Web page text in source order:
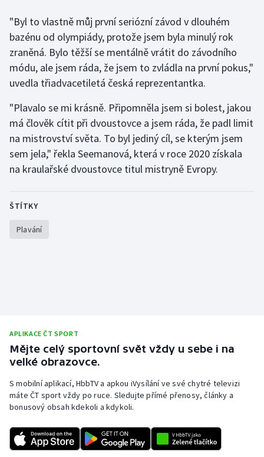
Dostihy
Florbal
Golf
Gymnastika
Jezdectví
Judo
Moderní pětiboj
Motorsport
Olympijské hry
Parasport
"Byl to vlastně můj první seriózní závod v dlouhém
bazénu od olympiády, protože jsem byla minulý rok
zraněná. Bylo těžší se mentálně vrátit do závodního
módu, ale jsem ráda, že jsem to zvládla na první pokus,"
uvedla třiadvacetiletá česká reprezentantka.
"Plavalo se mi krásně. Připomněla jsem si bolest, jakou
má člověk cítit při dvoustovce a jsem ráda, že padl limit
na mistrovství světa. To byl jediný cíl, se kterým jsem
sem jela," řekla Seemanová, která v roce 2020 získala
na kraulařské dvoustovce titul mistryně Evropy.
ŠTÍTKY
Plavání
APLIKACE ČT SPORT
Mějte celý sportovní svět vždy u sebe i na
velké obrazovce.
S mobilní aplikací, HbbTV a apkou iVysílání ve své chytré televizi
máte ČT sport vždy po ruce. Sledujte přímé přenosy, články a
bonusový obsah kdekoli a kdykoli.